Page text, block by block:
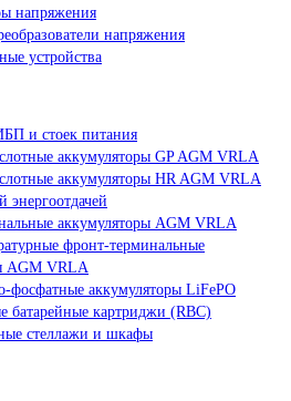
напряжения
напряжения
устройства
и стоек питания
аккумуляторы GP AGM VRLA
аккумуляторы HR AGM VRLA
аккумуляторы AGM VRLA
фронт-терминальные
AGM VRLA
фосфатные аккумуляторы LiFePO
батарейные картриджи (RBC)
стеллажи и шкафы